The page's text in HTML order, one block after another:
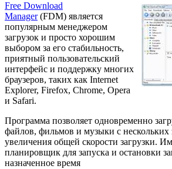
Free Download
Manager(FDM) является
популярным менеджером
загрузок и просто хорошим
выбором за его стабильность,
приятный пользовательский
интерфейс и поддержку многих
браузеров, таких как Internet
Explorer, Firefox, Chrome, Opera
и Safari.
Программа позволяет одновременно
файлов, фильмов и музыки с нескольких
увеличения общей скорости загрузки.
планировщик для запуска и остановки
назначенное время